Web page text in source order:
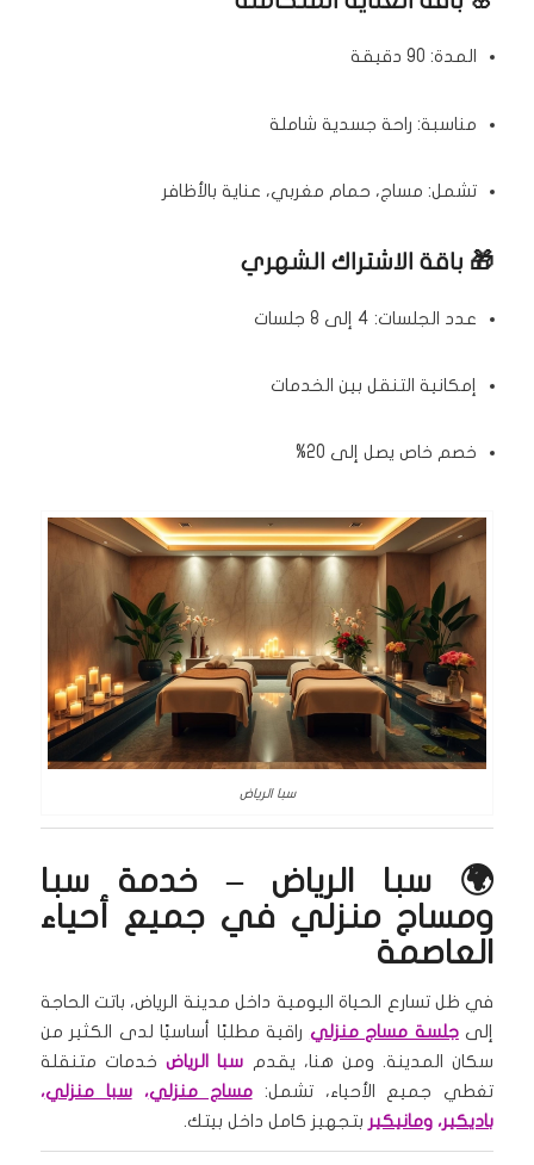
المدة: 90 دقيقة
مناسبة: راحة جسدية شاملة
تشمل: مساج، حمام مغربي، عناية بالأظافر
🎁 باقة الاشتراك الشهري
عدد الجلسات: 4 إلى 8 جلسات
إمكانية التنقل بين الخدمات
خصم خاص يصل إلى 20%
سبا الرياض
🌍 سبا الرياض – خدمة سبا
ومساج منزلي في جميع أحياء
العاصمة
في ظل تسارع الحياة اليومية داخل مدينة الرياض، باتت الحاجة
إلىجلسة مساج منزلي راقية مطلبًا أساسيًا لدى الكثير من
سكان المدينة. ومن هنا، يقدم سبا الرياضخدمات متنقلة
تغطي جميع الأحياء، تشمل:مساج منزلي،سبا منزلي،
باديكير، ومانيكير بتجهيز كامل داخل بيتك.